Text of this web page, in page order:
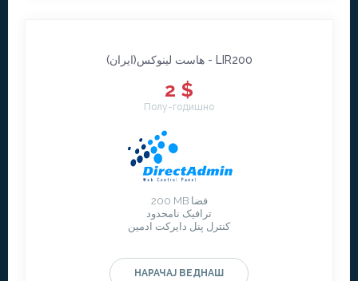
هاست لينوکس(ايران) - LIR200
2 $
Полу-годишно
200 MB فضا
ترافیک نامحدود
کنترل پنل دایرکت ادمین
НАРАЧАЈ ВЕДНАШ